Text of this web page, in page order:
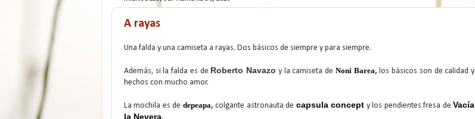
A rayas
Una falda y una camiseta a rayas. Dos básicos de siempre y para siempre.
Además, si la falda es de Roberto Navazo y la camiseta de Noni Barea, los básicos son de calidad y
hechos con mucho amor.
La mochila es de depeapa, colgante astronauta de capsula concept y los pendientes fresa deVacía
la Nevera.